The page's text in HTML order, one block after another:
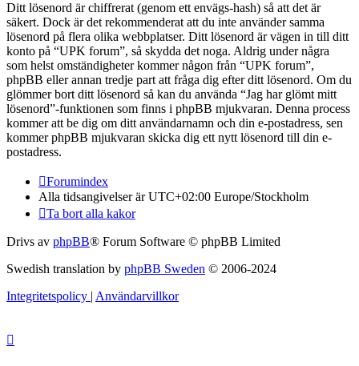
Ditt lösenord är chiffrerat (genom ett envägs-hash) så att det är
säkert. Dock är det rekommenderat att du inte använder samma
lösenord på flera olika webbplatser. Ditt lösenord är vägen in till ditt
konto på “UPK forum”, så skydda det noga. Aldrig under några
som helst omständigheter kommer någon från “UPK forum”,
phpBB eller annan tredje part att fråga dig efter ditt lösenord. Om du
glömmer bort ditt lösenord så kan du använda “Jag har glömt mitt
lösenord”-funktionen som finns i phpBB mjukvaran. Denna process
kommer att be dig om ditt användarnamn och din e-postadress, sen
kommer phpBB mjukvaran skicka dig ett nytt lösenord till din e-
postadress.
Forumindex
Alla tidsangivelser är UTC+02:00 Europe/Stockholm
Ta bort alla kakor
Drivs av phpBB® Forum Software © phpBB Limited
Swedish translation by phpBB Sweden © 2006-2024
Integritetspolicy | Användarvillkor